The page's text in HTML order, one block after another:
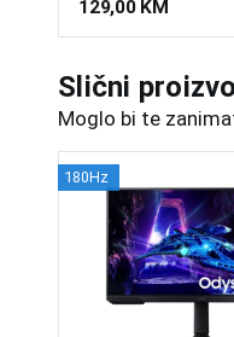
129,00 KM
Slični
Moglo bi te
180Hz